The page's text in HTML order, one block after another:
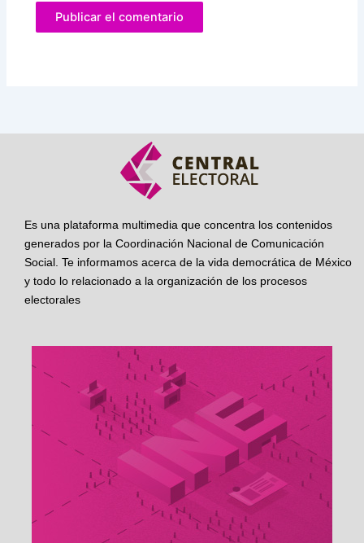
Es una plataforma multimedia que concentra los contenidos
generados por la Coordinación Nacional de Comunicación
Social. Te informamos acerca de la vida democrática de México
y todo lo relacionado a la organización de los procesos
electorales